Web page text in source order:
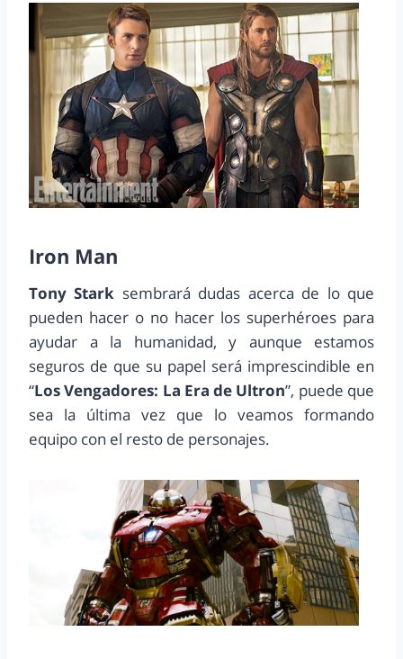
Iron Man
Tony Stark sembrará dudas acerca de lo que
pueden hacer o no hacer los superhéroes para
ayudar a la humanidad, y aunque estamos
seguros de que su papel será imprescindible en
“Los Vengadores: La Era de Ultron”, puede que
sea la última vez que lo veamos formando
equipo con el resto de personajes.